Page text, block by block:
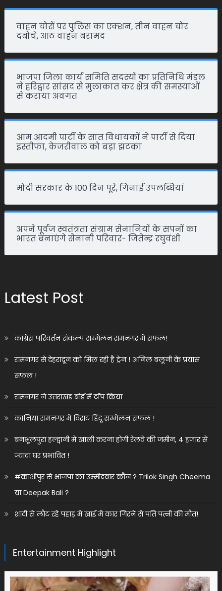
वाहन चोरों पर पुलिस का एक्शन, तीन वाहन चोर
दबोचे, आठ वाहन बरामद
भाजपा जिला कार्य समिति सदस्यों का प्रतिनिधि मंडल
ने हरिद्वार सांसद से मुलाकात कर क्षेत्र की समस्याओं
से कराया अवगत
आम आदमी पार्टी के सात विधायकों ने पार्टी से दिया
इस्तीफा, केजरीवाल को बड़ा झटका
मोदी सरकार के 100 दिन पूरे, गिनाईं उपलब्धियां
अपने पूर्वज स्वतंत्रता संग्राम सेनानियों के सपनों का
भारत बनाएंगे सेनानी परिवार- जितेन्द्र रघुवंशी
Latest Post
कांग्रेस परिवर्तन संकल्प सम्मेलन रामनगर में सफल!
रामनगर से देहरादून को मिल रही है ट्रेन ! अनिल बलूनी के प्रयास
सफल !
रामनगर ने उत्तराखंड बोर्ड में टॉप किया
कानिया रामनगर में विराट हिंदू सम्मेलन सफल !
बनभूलपुरा हल्द्वानी में खाली करना होगी रेलवे की जमीन, 4 हजार से
ज्यादा घर प्रभावित !
#काशीपुर से भाजपा का उम्मीदवार कौन ? Trilok Singh Cheema
या Deepak Bali ?
शादी से लौट रहे पहाड़ में खाई में कार गिरने से पति पत्नी की मौत!
Entertainment Highlight